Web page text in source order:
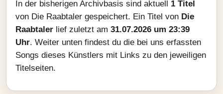
In der bisherigen Archivbasis sind aktuell 1 Titel
von Die Raabtaler gespeichert. Ein Titel von Die
Raabtaler lief zuletzt am 31.07.2026 um 23:39
Uhr. Weiter unten findest du die bei uns erfassten
Songs dieses Künstlers mit Links zu den jeweiligen
Titelseiten.